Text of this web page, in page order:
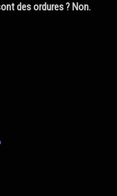
des ordures ? Non.